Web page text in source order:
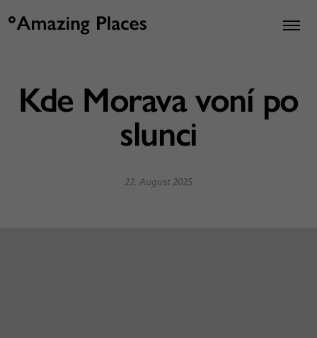
Kde Morava voní po
slunci
22. August 2025